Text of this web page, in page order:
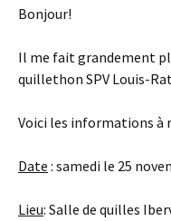
Bonjour!
Il me fait grandement
quillethon SPV Louis-
Voici les informations à
Date : samedi le 25
Lieu: Salle de quilles